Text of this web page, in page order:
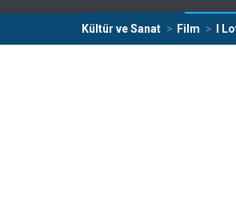
Kültür ve Sanat Film I